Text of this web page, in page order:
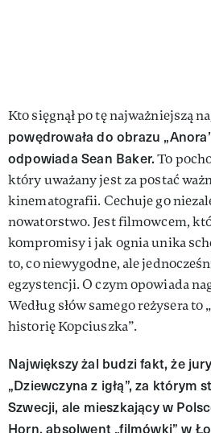
Kto sięgnął po tę najważniejszą
powędrowała do obrazu
odpowiada Sean Baker.To
który uważany jest za postać
kinematografii. Cechuje go
nowatorstwo. Jest filmowcem,
kompromisy i jak ognia unika
to, co niewygodne, ale
egzystencji. O czym opowiada
Według słów samego reżysera
historię Kopciuszka”.
Największy żal budzi fakt, że
„Dziewczyna z igłą”, za którym
Szwecji, ale mieszkający w
Horn, absolwent „filmówki” w